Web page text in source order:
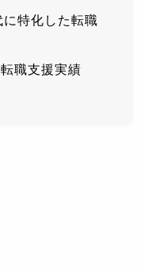
に特化した転職
転職支援実績